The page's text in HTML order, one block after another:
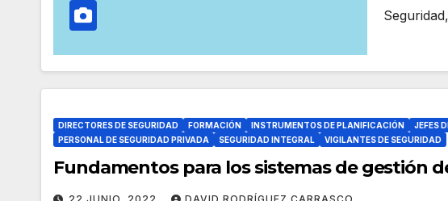
DIRECTORES DE SEGURIDAD FORMACIÓN INSTRUMENTOS DE PLANIFICACIÓN JEFES
PERSONAL DE SEGURIDAD PRIVADA
SEGURIDAD INTEGRAL VIGILANTES DE SEGURIDAD
Fundamentos para los sistemas de gestión